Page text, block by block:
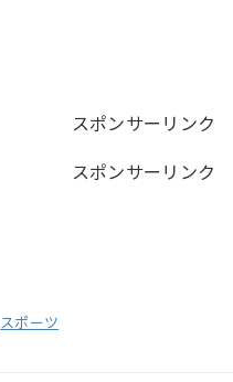
スポンサーリンク
スポンサーリンク
スポーツ